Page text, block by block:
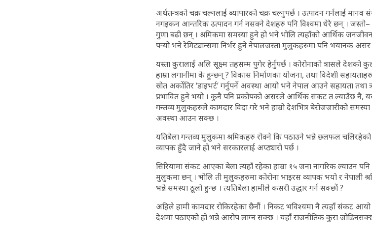
अर्थतन्त्रको चक्र चल्नलाई ब्यापारको चक्र चल्नुपर्छ । उत्पादन गर्नलाई
नगइकन आन्तरिक उत्पादन गर्न नसक्ने देशहरु पनि विश्वमा धेरै छन् । जस्तो–
गुणा बढी छन् । श्रमिकमा समस्या हुने हो भने भोलि त्यहाँको आर्थिक
पर्‍यो भने रेमिट्यान्समा निर्भर हुने नेपालजस्ता मुलुकहरुमा पनि भयानक असर
यस्ता कुरालाई अलि सूक्ष्म तहसम्म पुगेर हेर्नुपर्छ । कोरोनाको त्रासले देशको
हाम्रा लगानीमा के हुन्छन् ? विकास निर्माणका योजना, तथा विदेशी
स्रोत अर्कोतिर ‘डाइभर्ट’ गर्नुपर्ने अवस्था आयो भने नेपाल आउने सहायता
प्रभावित हुने भयो । कुनै पनि प्रकोपको असरले आर्थिक संकट त ल्याउँछ नै,
गन्तव्य मुलुकहरुले कामदार विदा गरे भने हाम्रो देशभित्र बेरोजजारीको
अवस्था आउन सक्छ ।
यतिबेला गन्तव्य मुलुकमा श्रमिकहरु रोक्ने कि पठाउने भन्ने छलफल
व्यापक हुँदै जाने हो भने सरकारलाई अप्ठ्यारो पर्छ ।
सिरियामा संकट आएका बेला त्यहाँ रहेका हाम्रा १५ जना नागरिक ल्याउन पनि
मुलुकमा छन् । भोलि ती मुलुकहरुमा कोरोना भाइरस व्यापक भयो र नेपाली
भन्ने समस्या ठूलो हुन्छ । त्यतिबेला हामीले कसरी उद्धार गर्न सक्छौं ?
अहिले हामी कामदार रोकिरहेका छैनौं । निकट भविश्यमा नै त्यहाँ संकट
देशमा पठाएको हो भन्ने आरोप लाग्न सक्छ । यहाँ राजनीतिक कुरा